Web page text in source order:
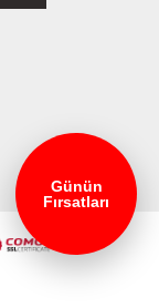
Günün
Fırsatları